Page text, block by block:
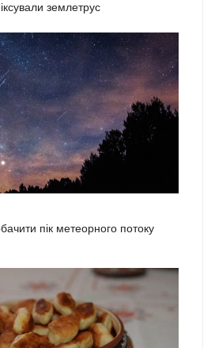
землетрус
пік метеорного потоку